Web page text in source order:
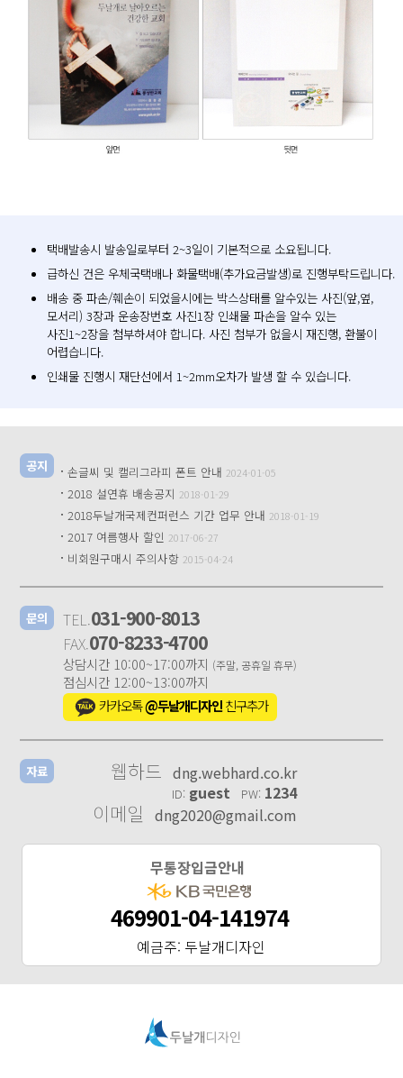
택배발송시 발송일로부터 2~3일이 기본적으로 소요됩니다.
급하신 건은 우체국택배나 화물택배(추가요금발생)로 진행부탁드립니다.
배송 중 파손/훼손이 되었을시에는 박스상태를 알수있는 사진(앞,옆,
모서리) 3장과 운송장번호 사진1장 인쇄물 파손을 알수 있는
사진1~2장을 첨부하셔야 합니다. 사진 첨부가 없을시 재진행, 환불이
어렵습니다.
인쇄물 진행시 재단선에서 1~2mm오차가 발생 할 수 있습니다.
공지 · 손글씨 및 캘리그라피 폰트 안내 2024-01-05
· 2018 설연휴 배송공지 2018-01-29
· 2018두날개국제컨퍼런스 기간 업무 안내 2018-01-19
· 2017 여름행사 할인 2017-06-27
· 비회원구매시 주의사항 2015-04-24
문의 TEL.031-900-8013
FAX.070-8233-4700
상담시간 10:00~17:00까지 (주말, 공휴일 휴무)
점심시간 12:00~13:00까지
카카오톡@두날개디자인친구추가
자료 웹하드 dng.webhard.co.kr
ID: guest PW: 1234
이메일 dng2020@gmail.com
무통장입금안내
469901-04-141974
예금주: 두날개디자인